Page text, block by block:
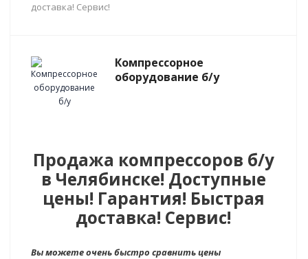
доставка! Сервис!
Компрессорное
оборудование б/у
Продажа компрессоров б/у
в Челябинске! Доступные
цены! Гарантия! Быстрая
доставка! Сервис!
Вы можете очень быстро сравнить цены